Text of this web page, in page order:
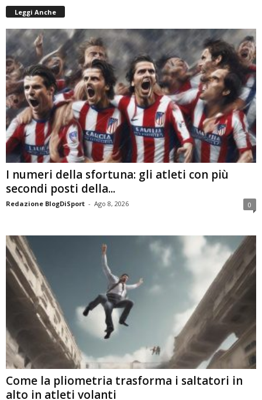
Leggi Anche
I numeri della sfortuna: gli atleti con più
secondi posti della...
Redazione BlogDiSport - Ago 8, 2026 0
Come la pliometria trasforma i saltatori in
alto in atleti volanti